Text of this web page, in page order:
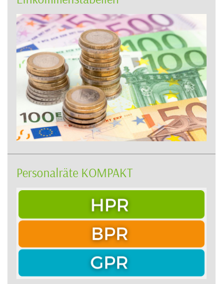
Personalräte KOMPAKT